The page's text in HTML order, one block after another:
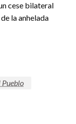
cese bilateral
la anhelada
Pueblo